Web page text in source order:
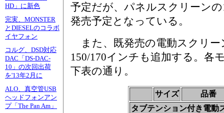
HD」に新色
完実、MONSTER
とDIESELのコラボ
イヤフォン
コルグ、DSD対応
DAC「DS-DAC-
10」の次回出荷
を'13年2月に
ALO、真空管USB
ヘッドフォンアン
プ「The Pan Am」
予定だが、パネルスクリーンの
発売予定となっている。
また、既発売の電動スクリー
150/170インチも追加する。各
下表の通り。
サイズ
品番
タブテンション付き電動